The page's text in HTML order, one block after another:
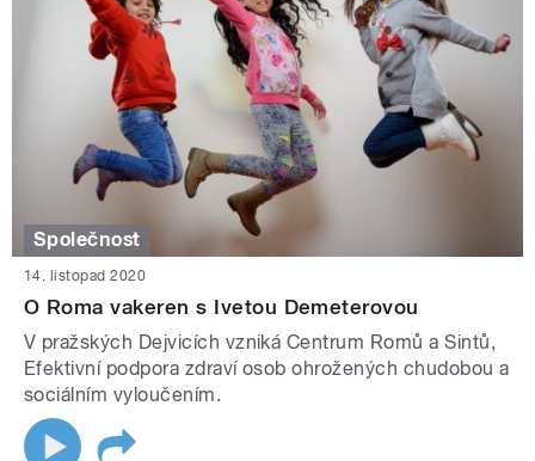
Společnost
14. listopad 2020
O Roma vakeren s Ivetou Demeterovou
V pražských Dejvicích vzniká Centrum Romů a Sintů,
Efektivní podpora zdraví osob ohrožených chudobou a
sociálním vyloučením.